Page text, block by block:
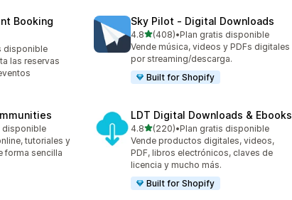
Booking
disponible
las reservas
Sky Pilot ‑ Digital Downloads
4.8de 5 estrellas
(408)
408 reseñas en total
•Plan gratis disponible
Vende música, videos y PDFs digitales
por streaming/descarga.
Built for Shopify
disponible
tutoriales y
forma sencilla
LDT Digital Downloads & Ebooks
4.8de 5 estrellas
(220)
220 reseñas en total
•Plan gratis disponible
Vende productos digitales, videos,
PDF, libros electrónicos, claves de
licencia y mucho más.
Built for Shopify